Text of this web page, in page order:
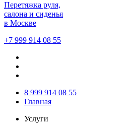
Перетяжка руля,
салона и сиденья
в Москве
+7 999 914 08 55
8 999 914 08 55
Главная
Услуги